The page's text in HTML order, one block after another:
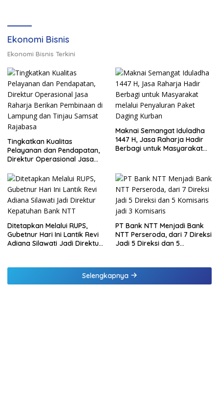
Ekonomi Bisnis
Ekonomi Bisnis Terkini
Tingkatkan Kualitas
Pelayanan dan Pendapatan,
Direktur Operasional Jasa
di Lampung dan Tinjau
Samsat Rajabasa
Maknai Semangat Iduladha
1447 H, Jasa Raharja Hadir
Berbagi untuk Masyarakat
Ditetapkan Melalui RUPS,
Gubetnur Hari Ini Lantik Revi
Adiana Silawati Jadi Direktur
PT Bank NTT Menjadi Bank
NTT Perseroda, dari 7 Direksi
Jadi 5 Direksi dan 5
Selengkapnya